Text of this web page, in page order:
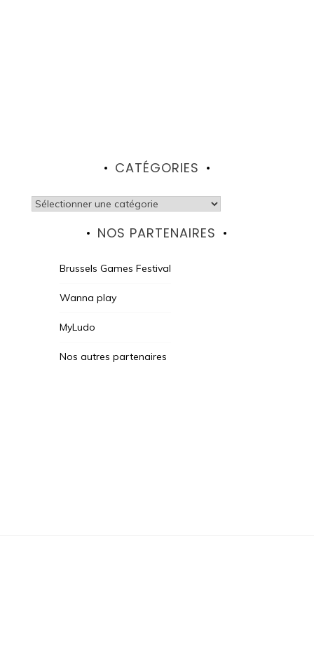
CATÉGORIES
Catégories
NOS PARTENAIRES
Brussels Games Festival
Wanna play
MyLudo
Nos autres partenaires